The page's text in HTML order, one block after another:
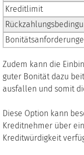
Kreditlimit
Zudem kann die
guter Bonität dazu
ausfallen und somit
Diese Option kann
Kreditnehmer über
Kreditwürdigkeit